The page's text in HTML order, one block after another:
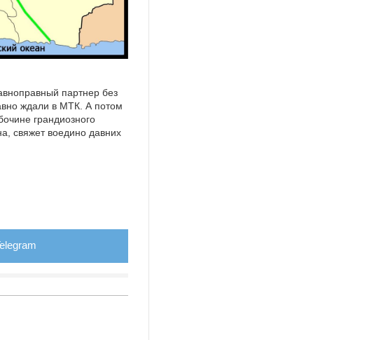
партнер без
ждали в МТК. А потом
грандиозного
свяжет воедино давних